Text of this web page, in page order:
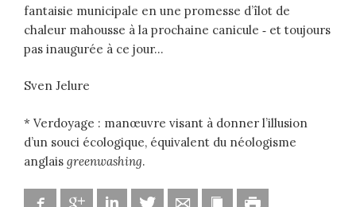
fantaisie municipale en une promesse d’îlot de
chaleur mahousse à la prochaine canicule ‑ et toujours
pas inaugurée à ce jour…
Sven Jelure
* Verdoyage : manœuvre visant à donner l’illusion
d’un souci écologique, équivalent du néologisme
anglais greenwashing.
FacebookGoogle Linkedin Twitter Adresse mailMarque-page